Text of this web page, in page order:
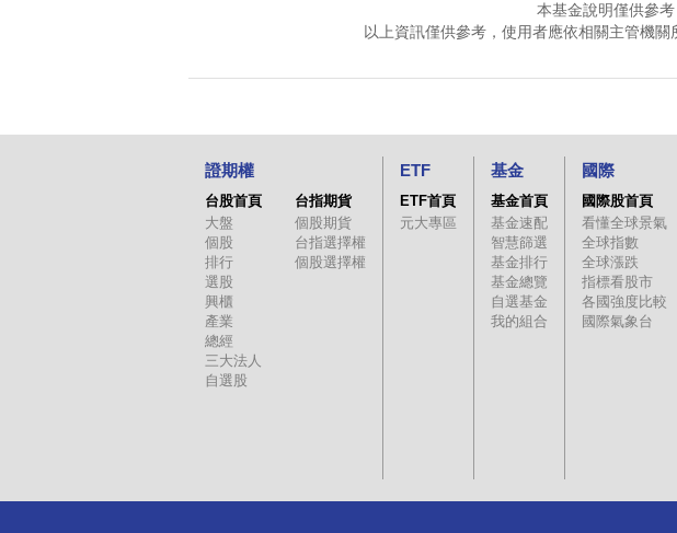
本基金說明僅供參
以上資訊僅供參考，使用者應依相關主管機
證期權
台股首頁
大盤
個股
排行
選股
興櫃
產業
總經
三大法人
自選股
台指期貨
個股期貨
台指選擇權
個股選擇權
ETF
ETF首頁
元大專區
基金
基金首頁
基金速配
智慧篩選
基金排行
基金總覽
自選基金
我的組合
國際
國際股首頁
看懂全球景氣
全球指數
全球漲跌
指標看股市
各國強度比較
國際氣象台